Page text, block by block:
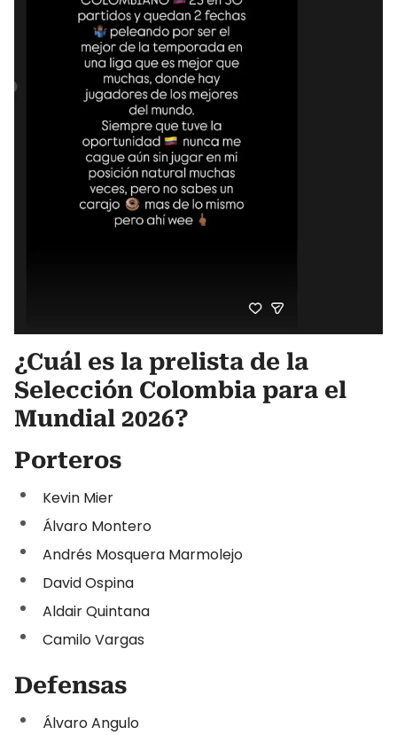
¿Cuál es la prelista de la
Selección Colombia para el
Mundial 2026?
Porteros
Kevin Mier
Álvaro Montero
Andrés Mosquera Marmolejo
David Ospina
Aldair Quintana
Camilo Vargas
Defensas
Álvaro Angulo